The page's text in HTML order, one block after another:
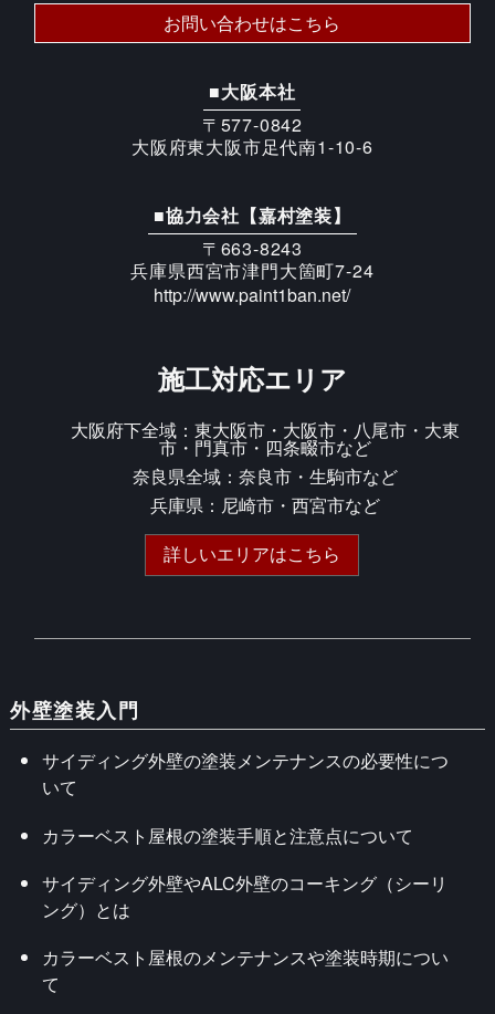
お問い合わせはこちら
■大阪本社
〒577-0842
大阪府東大阪市足代南1-10-6
■協力会社【嘉村塗装】
〒663-8243
兵庫県西宮市津門大箇町7-24
http://www.paint1ban.net/
施工対応エリア
大阪府下全域：東大阪市・大阪市・八尾市・大東
市・門真市・四条畷市など
奈良県全域：奈良市・生駒市など
兵庫県：尼崎市・西宮市など
詳しいエリアはこちら
外壁塗装入門
サイディング外壁の塗装メンテナンスの必要性につ
いて
カラーベスト屋根の塗装手順と注意点について
サイディング外壁やALC外壁のコーキング（シーリ
ング）とは
カラーベスト屋根のメンテナンスや塗装時期につい
て